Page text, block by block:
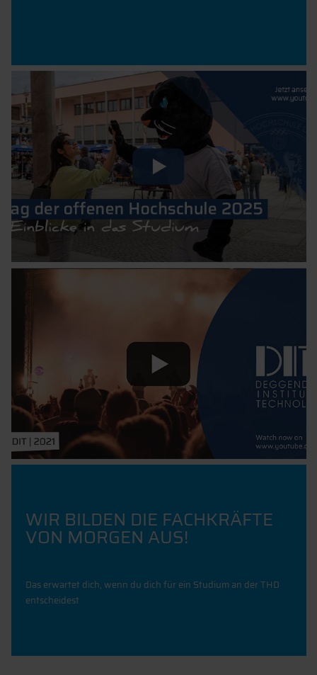
WIR BILDEN DIE FACHKRÄFTE
VON MORGEN AUS!
Das erwartet dich, wenn du dich für ein Studium an der THD
entscheidest